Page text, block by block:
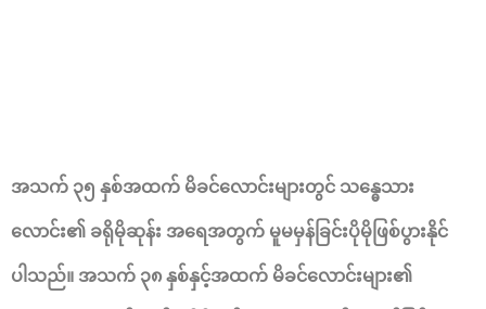
အသက် ၃၅ နှစ်အထက် မိခင်လောင်းများတွင် သန္ဓေသား
လောင်း၏ ခရိုမိုဆုန်း အရေအတွက် မူမမှန်ခြင်းပိုမိုဖြစ်ပွားနိုင်
ပါသည်။ အသက် ၃၈ နှစ်နှင့်အထက် မိခင်လောင်းများ၏